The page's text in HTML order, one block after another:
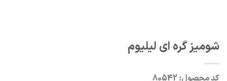
شومیز گره ای لیلیوم